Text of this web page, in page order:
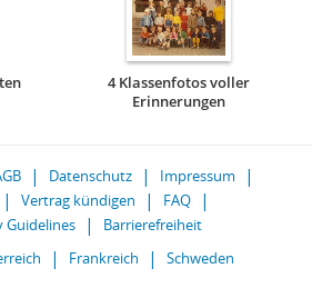
4 Klassenfotos voller
Erinnerungen
Datenschutz
Impressum
Vertrag kündigen
FAQ
Barrierefreiheit
Frankreich Schweden